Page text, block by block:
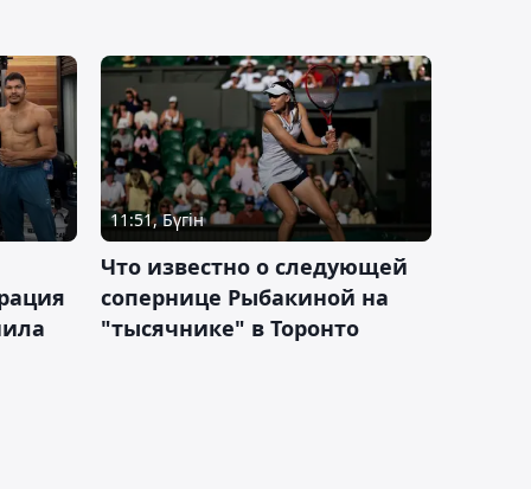
11:51, Бүгін
Что известно о следующей
сопернице Рыбакиной на
"тысячнике" в Торонто